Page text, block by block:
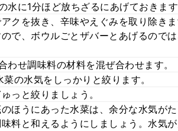
水に1分ほど放ちざるにあげておきます
クを抜き、辛味やえぐみを取り除き
で、ボウルごとザバーとあげるので
わせ調味料の材料を混ぜ合わせます。
菜の水気をしっかりと絞ります。
っと絞りましょう。
ほうにあった水菜は、余分な水気が
料と和えるようにしましょう。水気